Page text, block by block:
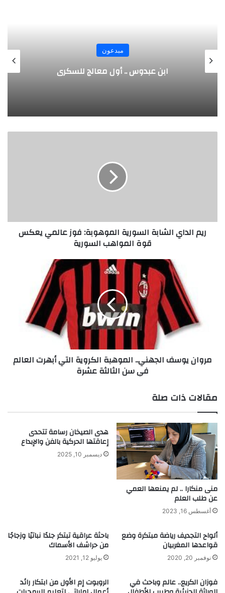
مبدعون
الألماني بنز مخترع السيارة الحديثة
ا
ه
و
ب
:
ف
و
ز
ا
ي
ع
ك
ق
و
ريم الداي الشابة السورية الموهوبة: فوز عالمي يعكس
قوة المواهب السورية
ن
ي
.
.
ا
ل
م
و
ه
ب
ة
ك
ر
و
ة
ا
مروان يوسف الجهني.. الموهبة الكروية التي أبهرت العالم
في سن الثالثة عشرة
مقالات ذات صلة
منى منكارا .. لم يمنعها العمي
عن طلب العلم
أغسطس 16, 2023
هدى الصيخان رسامة تتحدى
إعاقتها الحركية بالفن والإبداع
ديسمبر 10, 2025
ألواح التجديف رياضة مبتكرة وضع
قواعدها المغربيان
نوفمبر 20, 2020
باحثة عراقية تبتكر جلدًا نباتيًا وزجاجًا
من حراشف الأسماك
يوليو 12, 2021
فوزان الكريع.. عالم وباحث في الروبوت إم الأول من ابتكار رائد